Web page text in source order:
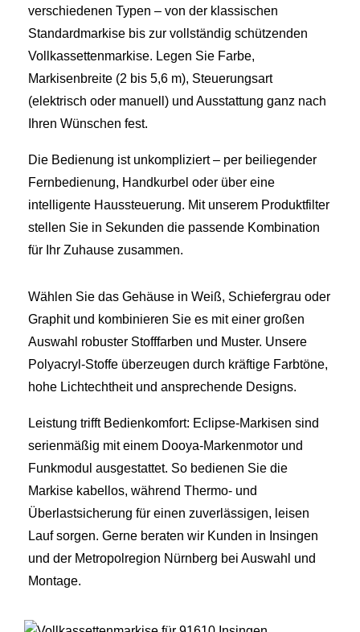
verschiedenen Typen – von der klassischen
Standardmarkise bis zur vollständig schützenden
Vollkassettenmarkise. Legen Sie Farbe,
Markisenbreite (2 bis 5,6 m), Steuerungsart
(elektrisch oder manuell) und Ausstattung ganz nach
Ihren Wünschen fest.
Die Bedienung ist unkompliziert – per beiliegender
Fernbedienung, Handkurbel oder über eine
intelligente Haussteuerung. Mit unserem Produktfilter
stellen Sie in Sekunden die passende Kombination
für Ihr Zuhause zusammen.
Wählen Sie das Gehäuse in Weiß, Schiefergrau oder
Graphit und kombinieren Sie es mit einer großen
Auswahl robuster Stofffarben und Muster. Unsere
Polyacryl-Stoffe überzeugen durch kräftige Farbtöne,
hohe Lichtechtheit und ansprechende Designs.
Leistung trifft Bedienkomfort: Eclipse-Markisen sind
serienmäßig mit einem Dooya-Markenmotor und
Funkmodul ausgestattet. So bedienen Sie die
Markise kabellos, während Thermo- und
Überlastsicherung für einen zuverlässigen, leisen
Lauf sorgen. Gerne beraten wir Kunden in Insingen
und der Metropolregion Nürnberg bei Auswahl und
Montage.